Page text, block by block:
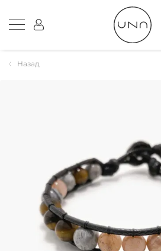
Назад